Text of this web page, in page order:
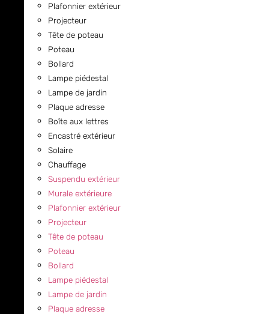
Plafonnier extérieur
Projecteur
Tête de poteau
Poteau
Bollard
Lampe piédestal
Lampe de jardin
Plaque adresse
Boîte aux lettres
Encastré extérieur
Solaire
Chauffage
Suspendu extérieur
Murale extérieure
Plafonnier extérieur
Projecteur
Tête de poteau
Poteau
Bollard
Lampe piédestal
Lampe de jardin
Plaque adresse